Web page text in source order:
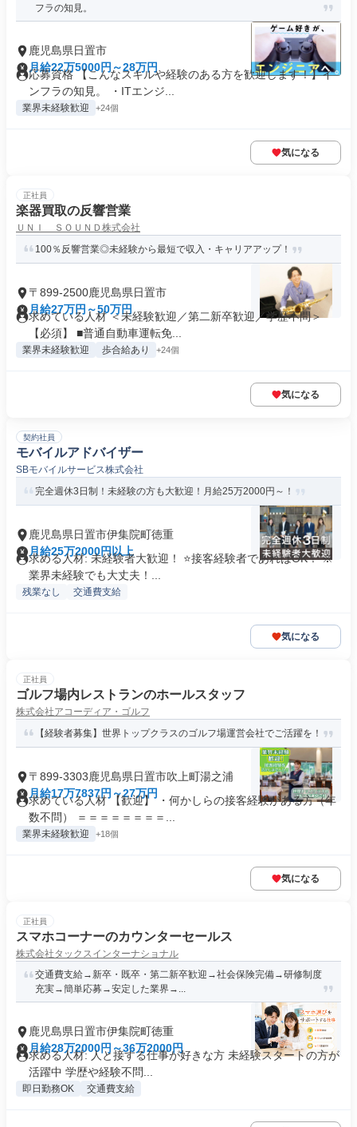
フラの知見。
鹿児島県日置市
月給22万5000円～28万円
応募資格 【こんなスキルや経験のある方を歓迎します！】イ
ンフラの知見。 ・ITエンジ...
業界未経験歓迎 +24個
気になる
正社員
楽器買取の反響営業
ＵＮＩ ＳＯＵＮＤ株式会社
100％反響営業◎未経験から最短で収入・キャリアアップ！
〒899-2500鹿児島県日置市
月給27万円～50万円
求めている人材 ＜未経験歓迎／第二新卒歓迎／学歴不問＞
【必須】 ■普通自動車運転免...
業界未経験歓迎 歩合給あり +24個
気になる
契約社員
モバイルアドバイザー
SBモバイルサービス株式会社
完全週休3日制！未経験の方も大歓迎！月給25万2000円～！
鹿児島県日置市伊集院町徳重
月給25万2000円以上
求める人材: 未経験者大歓迎！ ⭐接客経験者であればOK！ ※
業界未経験でも大丈夫！...
残業なし 交通費支給
気になる
正社員
ゴルフ場内レストランのホールスタッフ
株式会社アコーディア・ゴルフ
【経験者募集】世界トップクラスのゴルフ場運営会社でご活躍を！
〒899-3303鹿児島県日置市吹上町湯之浦
月給17万7837円～27万円
求めている人材 【歓迎】 ・何かしらの接客経験がある方（年
数不問） ＝＝＝＝＝＝＝＝...
業界未経験歓迎 +18個
気になる
正社員
スマホコーナーのカウンターセールス
株式会社タックスインターナショナル
交通費支給→新卒・既卒・第二新卒歓迎→社会保険完備→研修制度
充実→簡単応募→安定した業界→...
鹿児島県日置市伊集院町徳重
月給28万2000円～36万2000円
求める人材: 人と接する仕事が好きな方 未経験スタートの方が
活躍中 学歴や経験不問...
即日勤務OK 交通費支給